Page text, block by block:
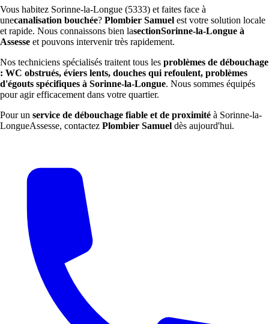
Vous habitez Sorinne-la-Longue (5333) et faites face à
unecanalisation bouchée? Plombier Samuel est votre solution locale
et rapide. Nous connaissons bien lasectionSorinne-la-Longue à
Assesse et pouvons intervenir très rapidement.
Nos techniciens spécialisés traitent tous les problèmes de débouchage
: WC obstrués, éviers lents, douches qui refoulent, problèmes
d'égouts spécifiques à Sorinne-la-Longue. Nous sommes équipés
pour agir efficacement dans votre quartier.
Pour un service de débouchage fiable et de proximité à Sorinne-la-
LongueAssesse, contactez Plombier Samuel dès aujourd'hui.